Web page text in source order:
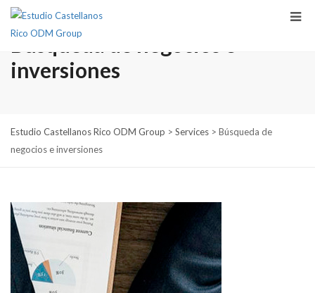
Búsqueda de negocios e
inversiones
Estudio Castellanos Rico ODM Group > Services > Búsqueda de
negocios e inversiones